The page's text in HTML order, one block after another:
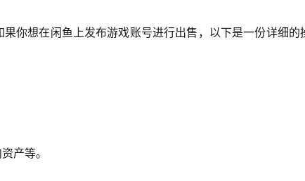
你想在闲鱼上发布游戏账号进行出售，以下是一份详细的
产等。